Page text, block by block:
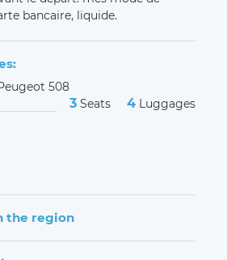
the region
ma course. Je n'ai pas loupé mon
tres agreable. Bonne condyite,
chauffeur agréable. Je